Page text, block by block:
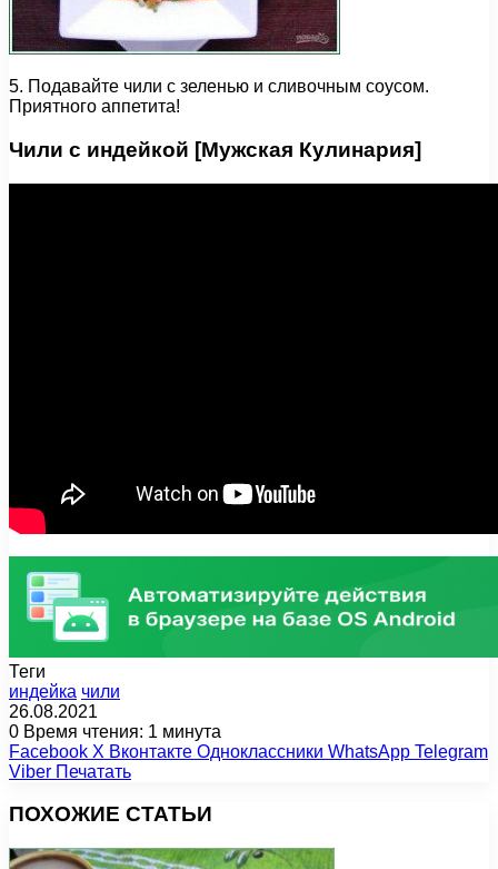
5. Подавайте чили с зеленью и сливочным соусом.
Приятного аппетита!
Чили с индейкой [Мужская Кулинария]
Теги
индейка чили
26.08.2021
0 Время чтения: 1 минута
Facebook X Вконтакте Одноклассники WhatsApp Telegram
Viber Печатать
ПОХОЖИЕ СТАТЬИ